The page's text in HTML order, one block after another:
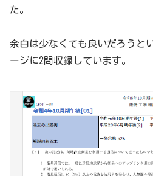
た。
余白は少なくても良いだろうと
ージに2問収録しています。